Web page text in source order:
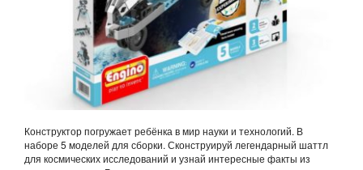
Конструктор погружает ребёнка в мир науки и технологий. В
наборе 5 моделей для сборки. Сконструируй легендарный шаттл
для космических исследований и узнай интересные факты из